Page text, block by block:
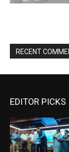
RECENT
EDITOR PICKS